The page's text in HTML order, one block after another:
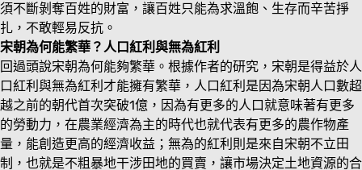
須不斷剝奪百姓的財富，讓百姓只能為求溫飽、生存而辛苦掙
扎，不敢輕易反抗。
宋朝為何能繁華？人口紅利與無為紅利
回過頭說宋朝為何能夠繁華。根據作者的研究，宋朝是得益於人
口紅利與無為紅利才能擁有繁華，人口紅利是因為宋朝人口數超
越之前的朝代首次突破1億，因為有更多的人口就意味著有更多
的勞動力，在農業經濟為主的時代也就代表有更多的農作物產
量，能創造更高的經濟收益；無為的紅利則是來自宋朝不立田
制，也就是不粗暴地干涉田地的買賣，讓市場決定土地資源的合